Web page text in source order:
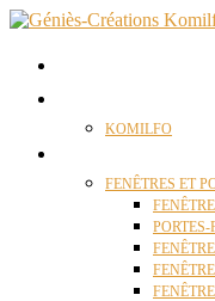
KOMILFO
FENÊTRES ET